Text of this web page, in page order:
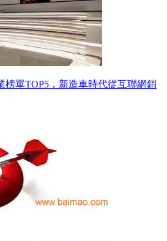
榜單TOP5，新造車時代從互聯網銷